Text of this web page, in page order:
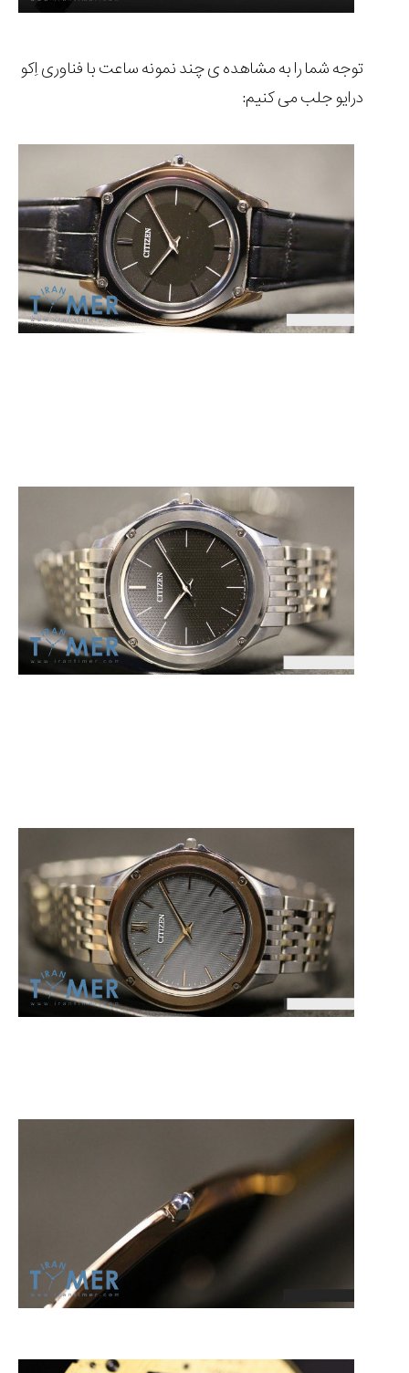
توجه شما را به مشاهده ی چند نمونه ساعت با فناوری اِکو
درایو جلب می کنیم: